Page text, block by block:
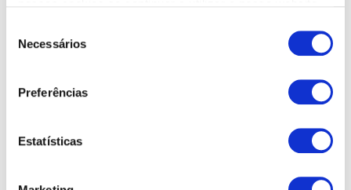
Necessários
Preferências
Estatísticas